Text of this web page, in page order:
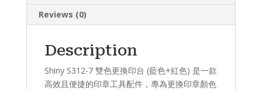
Reviews (0)
Description
Shiny S312-7 雙色更換印台 (藍色+紅色) 是一款
高效且便捷的印章工具配件，專為更換印章顏色